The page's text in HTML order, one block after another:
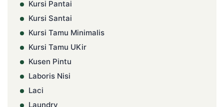
Kursi Pantai
Kursi Santai
Kursi Tamu Minimalis
Kursi Tamu UKir
Kusen Pintu
Laboris Nisi
Laci
Laundry